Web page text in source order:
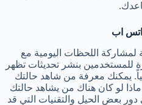
اب
لمشاركة اللحظات اليومية مع
للمستخدمين بنشر تحديثات تظهر
يمكنك معرفة من شاهد حالتك
لو كان هناك من يشاهد حالتك
بعض الحيل والتقنيات التي قد